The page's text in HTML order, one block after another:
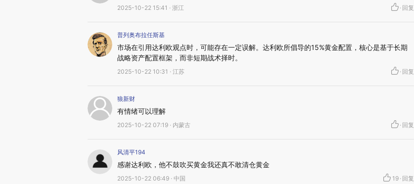
2025-10-22 15:41 · 浙江 · 回复
普列奥布拉任斯基
市场在引用达利欧观点时，可能存在一定误解。达利欧所倡导的15%黄金配置，核心是基于长期
战略资产配置框架，而非短期战术择时。
2025-10-22 10:31 · 江苏 · 回复
狼新财
有情绪可以理解
2025-10-22 07:19 · 内蒙古 · 回复
风清平194
感谢达利欧，他不鼓吹买黄金我还真不敢清仓黄金
2025-10-22 06:49 · 中国 19 · 回复